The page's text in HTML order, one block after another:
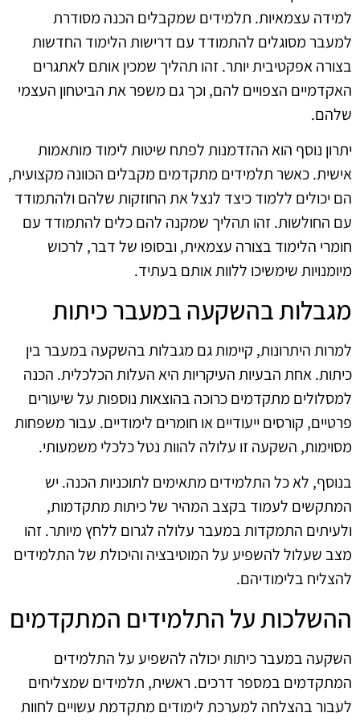
למידה עצמאיות. תלמידים שמקבלים הכנה מסודרת
למעבר מסוגלים להתמודד עם דרישות הלימוד החדשות
בצורה אפקטיבית יותר. זהו תהליך שמכין אותם לאתגרים
האקדמיים הצפויים להם, וכך גם משפר את הביטחון העצמי
שלהם.
יתרון נוסף הוא ההזדמנות לפתח שיטות לימוד מותאמות
אישית. כאשר תלמידים מתקדמים מקבלים הכוונה מקצועית,
הם יכולים ללמוד כיצד לנצל את החוזקות שלהם ולהתמודד
עם החולשות. זהו תהליך שמקנה להם כלים להתמודד עם
חומרי הלימוד בצורה עצמאית, ובסופו של דבר, לרכוש
מיומנויות שימשיכו ללוות אותם בעתיד.
מגבלות בהשקעה במעבר כיתות
למרות היתרונות, קיימות גם מגבלות בהשקעה במעבר בין
כיתות. אחת הבעיות העיקריות היא העלות הכלכלית. הכנה
למסלולים מתקדמים כרוכה בהוצאות נוספות על שיעורים
פרטיים, קורסים ייעודיים או חומרים לימודיים. עבור משפחות
מסוימות, השקעה זו עלולה להוות נטל כלכלי משמעותי.
בנוסף, לא כל התלמידים מתאימים לתוכניות הכנה. יש
המתקשים לעמוד בקצב המהיר של כיתות מתקדמות,
ולעיתים התמקדות במעבר עלולה לגרום ללחץ מיותר. זהו
מצב שעלול להשפיע על המוטיבציה והיכולת של התלמידים
להצליח בלימודיהם.
ההשלכות על התלמידים המתקדמים
השקעה במעבר כיתות יכולה להשפיע על התלמידים
המתקדמים במספר דרכים. ראשית, תלמידים שמצליחים
לעבור בהצלחה למערכת לימודים מתקדמת עשויים לחוות